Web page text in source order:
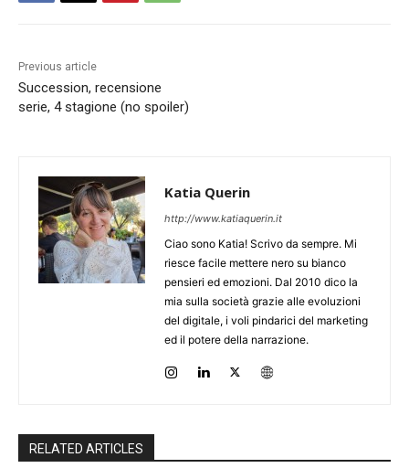
Previous article
Succession, recensione
serie, 4 stagione (no spoiler)
Katia Querin
http://www.katiaquerin.it
Ciao sono Katia! Scrivo da sempre. Mi
riesce facile mettere nero su bianco
pensieri ed emozioni. Dal 2010 dico la
mia sulla società grazie alle evoluzioni
del digitale, i voli pindarici del marketing
ed il potere della narrazione.
RELATED ARTICLES